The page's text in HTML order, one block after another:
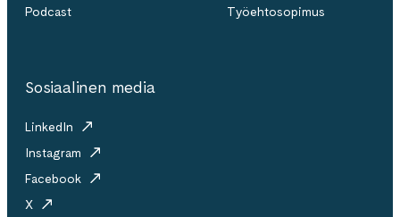
Podcast
Työehtosopimus
Sosiaalinen media
LinkedIn
Instagram
Facebook
X